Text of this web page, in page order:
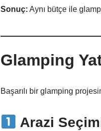
Sonuç: Aynı bütçe ile
Glamping
Başarılı bir glamping
Arazi